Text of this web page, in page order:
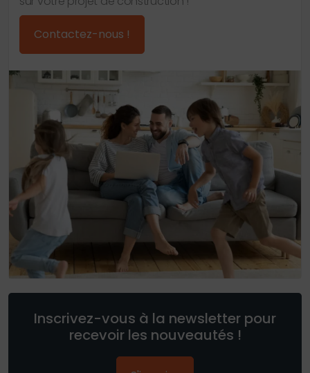
Contactez-nous !
Inscrivez-vous à la newsletter pour
recevoir les nouveautés !